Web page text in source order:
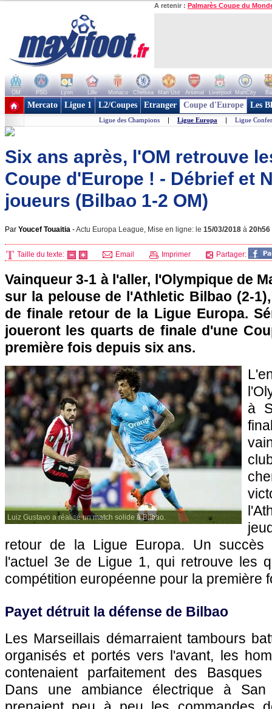
A retenir : Palmarès Coupe du
OM PSG Lyon Lille Monaco Chelsea Man Utd Arsenal Liverpool ManCity
+ de clubs
Mercato Ligue 1 L2/Coupes Etranger Coupe d'Europe Les
Ligue des Champions | Ligue Europa | Ligue
Six ans après, l'OM retrouve
Coupe d'Europe ! - Débrief et
joueurs (Bilbao 1-2 OM)
Par Youcef Touaitia -Actu Europa League, Mise en ligne: le 15/03/2018 à 20h56
Taille du texte: Email Imprimer Partager:
Vainqueur 3-1 à l'aller, l'Olympique de
sur la pelouse de l'Athletic Bilbao (2-
de finale retour de la Ligue Europa.
joueront les quarts de finale d'une
première fois depuis six ans.
Luiz Gustavo a réalisé un match solide à Bilbao.
à
retour de la Ligue Europa. Un
l'actuel 3e de Ligue 1, qui retrouve les
compétition européenne pour la première
Payet détruit la défense de Bilbao
Les Marseillais démarraient tambours
organisés et portés vers l'avant, les
contenaient parfaitement des
Dans une ambiance électrique à